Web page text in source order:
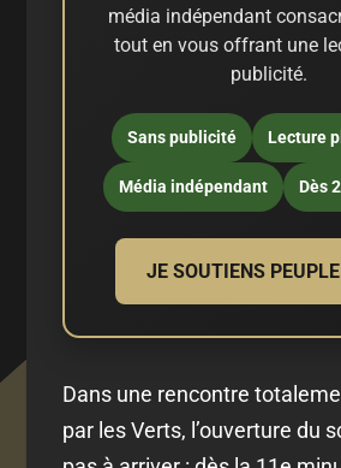
média indépendant
tout en vous offrant une
publicité.
Sans publicité Lecture
Média indépendant Dès
JE SOUTIENS
Dans une rencontre
par les Verts, l’ouverture du